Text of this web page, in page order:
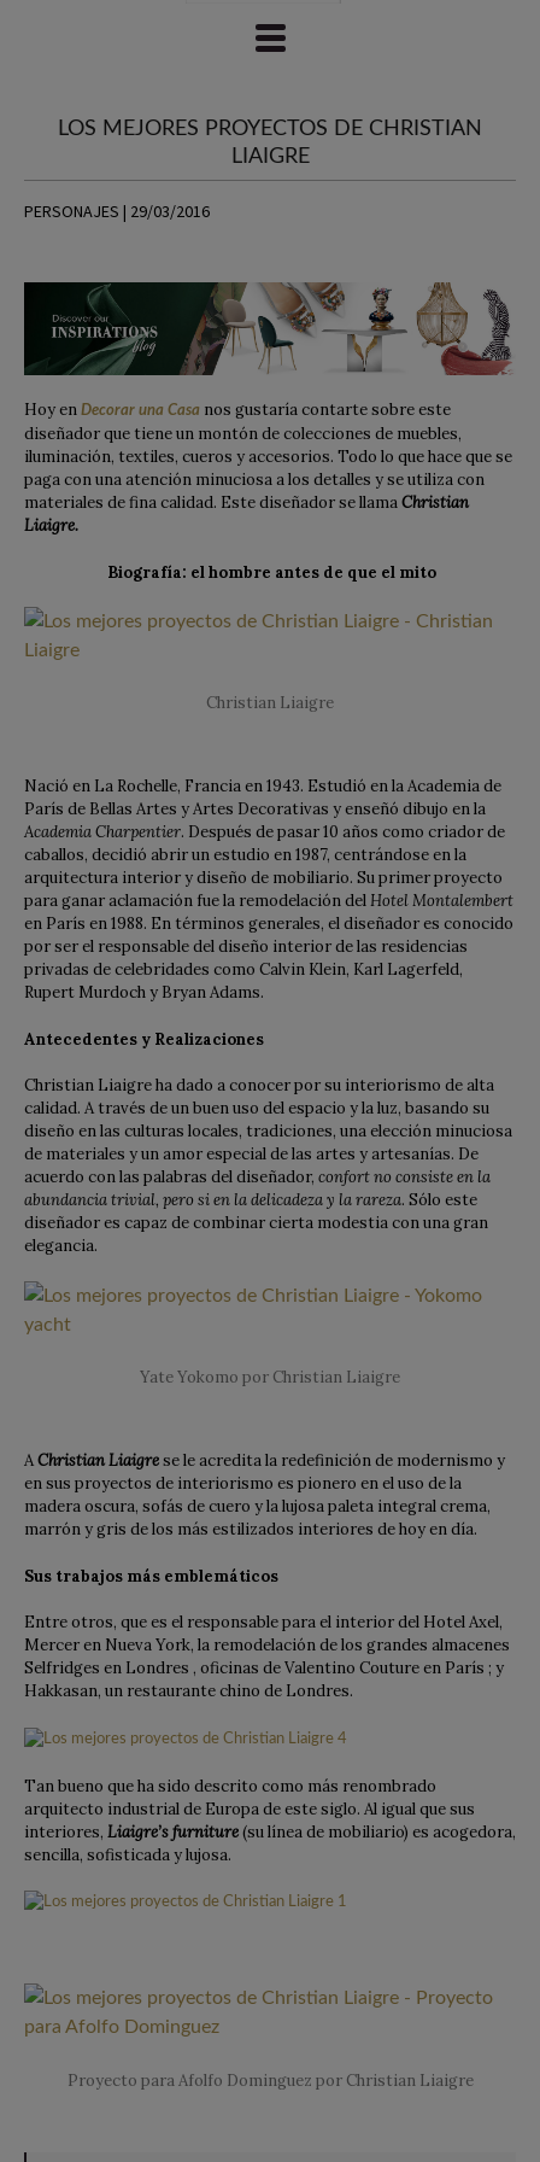
LOS MEJORES PROYECTOS DE CHRISTIAN
LIAIGRE
PERSONAJES | 29/03/2016
Hoy en Decorar una Casa nos gustaría contarte sobre este
diseñador que tiene un montón de colecciones de muebles,
iluminación, textiles, cueros y accesorios. Todo lo que hace que se
paga con una atención minuciosa a los detalles y se utiliza con
materiales de fina calidad. Este diseñador se llamaChristian
Liaigre.
Biografía: el hombre antes de que el mito
Christian Liaigre
Nació en La Rochelle, Francia en 1943. Estudió en la Academia de
París de Bellas Artes y Artes Decorativas y enseñó dibujo en la
Academia Charpentier. Después de pasar 10 años como criador de
caballos, decidió abrir un estudio en 1987, centrándose en la
arquitectura interior y diseño de mobiliario. Su primer proyecto
para ganar aclamación fue la remodelación delHotel Montalembert
en París en 1988. En términos generales, el diseñador es conocido
por ser el responsable del diseño interior de las residencias
privadas de celebridades como Calvin Klein, Karl Lagerfeld,
Rupert Murdoch y Bryan Adams.
Antecedentes y Realizaciones
Christian Liaigre ha dado a conocer por su interiorismo de alta
calidad. A través de un buen uso del espacio y la luz, basando su
diseño en las culturas locales, tradiciones, una elección minuciosa
de materiales y un amor especial de las artes y artesanías. De
acuerdo con las palabras del diseñador, confort no consiste en la
abundancia trivial, pero si en la delicadeza y la rareza. Sólo este
diseñador es capaz de combinar cierta modestia con una gran
elegancia.
Yate Yokomo por Christian Liaigre
AChristian Liaigrese le acredita la redefinición de modernismo y
en sus proyectos de interiorismo es pionero en el uso de la
madera oscura, sofás de cuero y la lujosa paleta integral crema,
marrón y gris de los más estilizados interiores de hoy en día.
Sus trabajos más emblemáticos
Entre otros, que es el responsable para el interior del Hotel Axel,
Mercer en Nueva York, la remodelación de los grandes almacenes
Selfridges en Londres , oficinas de Valentino Couture en París ; y
Hakkasan, un restaurante chino de Londres.
Tan bueno que ha sido descrito como más renombrado
arquitecto industrial de Europa de este siglo. Al igual que sus
interiores, Liaigre’s furniture(su línea de mobiliario) es acogedora,
sencilla, sofisticada y lujosa.
Proyecto para Afolfo Dominguez por Christian Liaigre